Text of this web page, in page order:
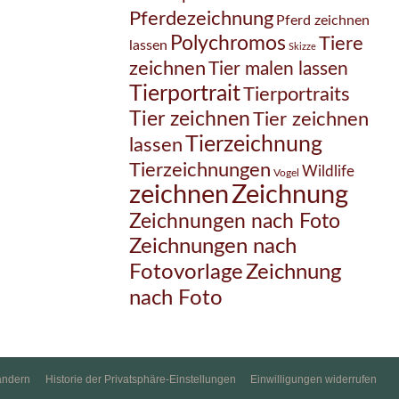
Pferdezeichnung Pferd zeichnen
lassen Polychromos Skizze Tiere
zeichnenTier malen lassen
TierportraitTierportraits
Tier zeichnenTier zeichnen
lassenTierzeichnung
Tierzeichnungen Vogel Wildlife
zeichnenZeichnung
Zeichnungen nach Foto
Zeichnungen nach
FotovorlageZeichnung
nach Foto
Historie der Privatsphäre-Einstellungen Einwilligungen widerrufen